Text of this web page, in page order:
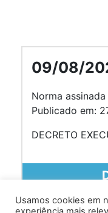
09/08/
Norma
Publicado em:
DECRETO
Usamos cookies em